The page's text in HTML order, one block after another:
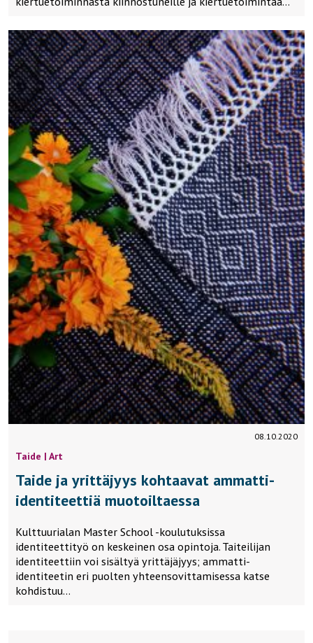
08.10.2020
Taide | Art
Taide ja yrittäjyys kohtaavat ammatti-
identiteettiä muotoiltaessa
Kulttuurialan Master School -koulutuksissa
identiteettityö on keskeinen osa opintoja. Taiteilijan
identiteettiin voi sisältyä yrittäjäjyys; ammatti-
identiteetin eri puolten yhteensovittamisessa katse
kohdistuu…